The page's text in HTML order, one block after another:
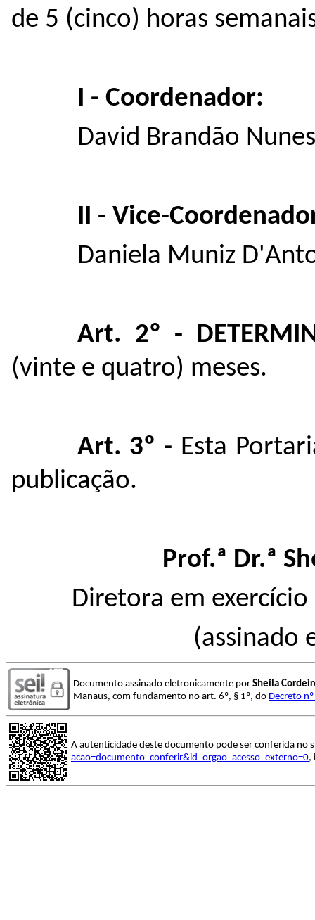
de 5 (cinco) horas
I - Coordenador:
David Brandão
II - Vice-
Daniela Muniz
Art. 2º -
(vinte e quatro) meses.
Art. 3º - Esta
publicação.
Prof.ª Dr.ª
Diretora em exercício
(assinado
Documento assinado eletronicamente por Sheila
Manaus, com fundamento no art. 6º, § 1º, do Decreto
A autenticidade deste documento pode ser conferida no
acao=documento_conferir&id_orgao_acesso_externo=0,